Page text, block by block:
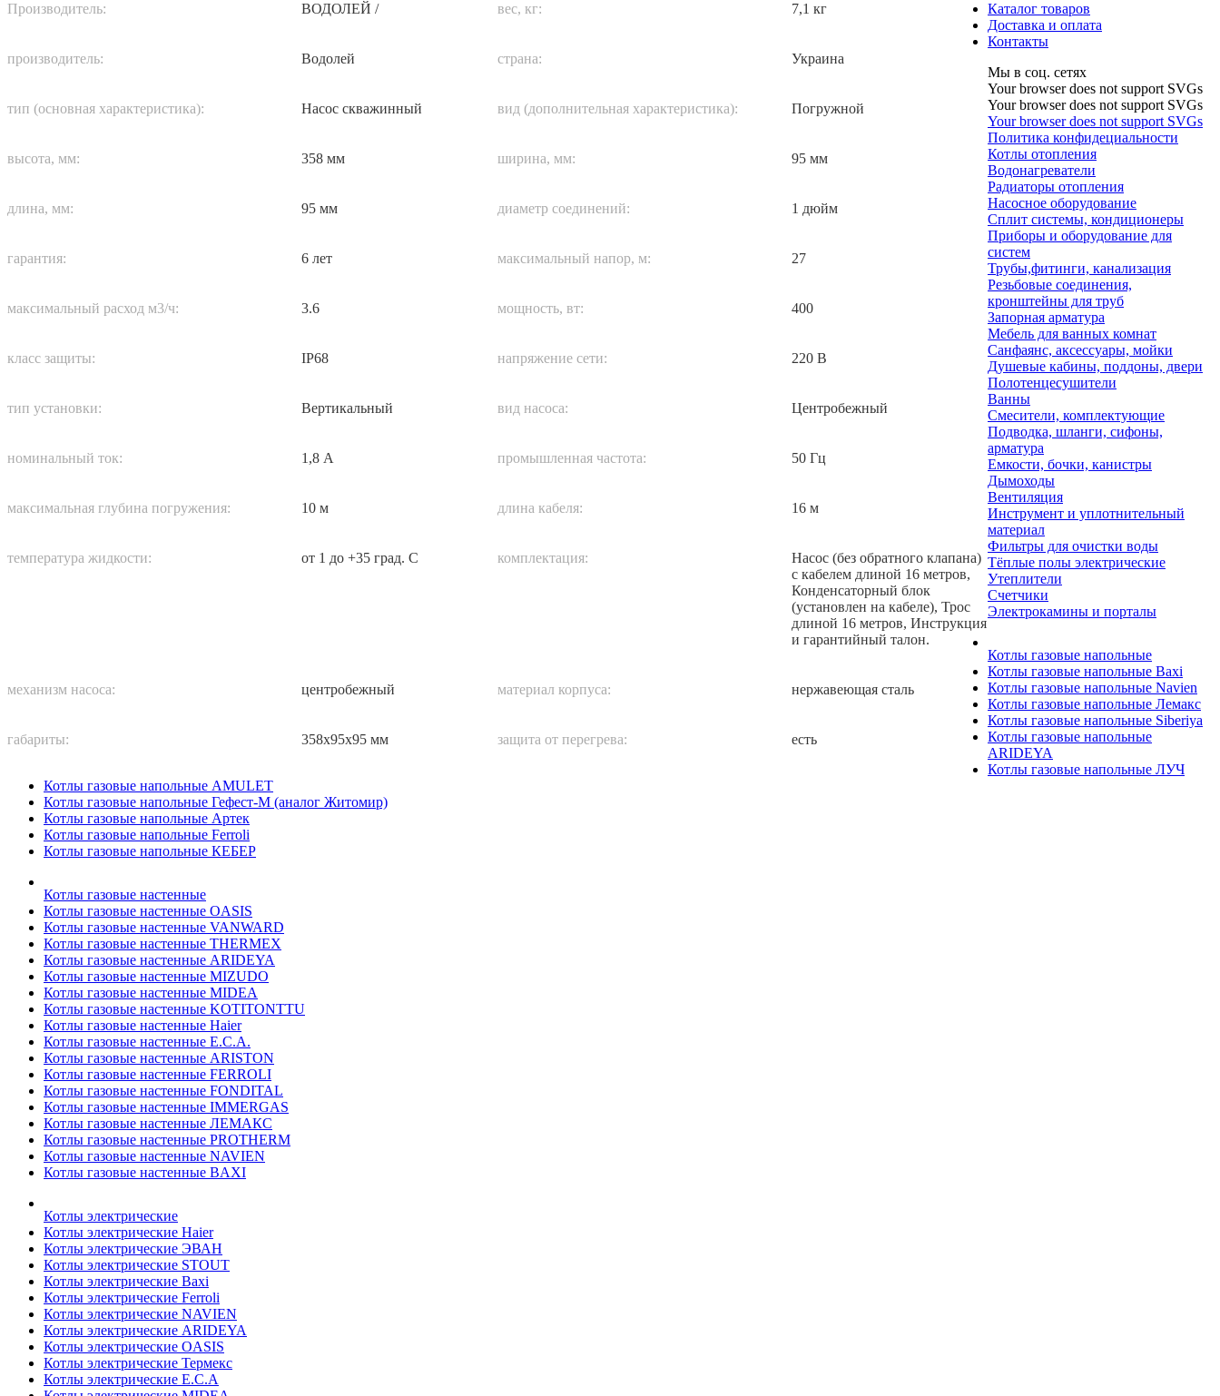
Производитель: ВОДОЛЕЙ / вес, кг: 7,1 кг
производитель: Водолей страна: Украина
тип (основная характеристика): Насос скважинный вид (дополнительная характеристика): Погружной
высота, мм: 358 мм ширина, мм: 95 мм
длина, мм: 95 мм диаметр соединений: 1 дюйм
гарантия: 6 лет максимальный напор, м: 27
максимальный расход м3/ч: 3.6 мощность, вт: 400
класс защиты: IP68 напряжение сети: 220 В
тип установки: Вертикальный вид насоса: Центробежный
номинальный ток: 1,8 А промышленная частота: 50 Гц
максимальная глубина погружения: 10 м длина кабеля: 16 м
температура жидкости: от 1 до +35 град. С комплектация:
Насос (без обратного клапана)
с кабелем длиной 16 метров,
Конденсаторный блок
(установлен на кабеле), Трос
длиной 16 метров, Инструкция
и гарантийный талон.
механизм насоса: центробежный материал корпуса: нержавеющая сталь
габариты: 358х95х95 мм защита от перегрева: есть
Каталог товаров
Доставка и оплата
Контакты
Мы в соц. сетях
Your browser does not support SVGs
Your browser does not support SVGs
Your browser does not support SVGs
Политика конфидециальности
Котлы отопления
Водонагреватели
Радиаторы отопления
Насосное оборудование
Сплит системы, кондиционеры
Приборы и оборудование для
систем
Трубы,фитинги, канализация
Резьбовые соединения,
кронштейны для труб
Запорная арматура
Мебель для ванных комнат
Санфаянс, аксессуары, мойки
Душевые кабины, поддоны, двери
Полотенцесушители
Ванны
Смесители, комплектующие
Подводка, шланги, сифоны,
арматура
Емкости, бочки, канистры
Дымоходы
Вентиляция
Инструмент и уплотнительный
материал
Фильтры для очистки воды
Тёплые полы электрические
Утеплители
Счетчики
Электрокамины и порталы
Котлы газовые напольные
Котлы газовые напольные Baxi
Котлы газовые напольные Navien
Котлы газовые напольные Лемакс
Котлы газовые напольные Siberiya
Котлы газовые напольные
ARIDEYA
Котлы газовые напольные ЛУЧ
Котлы газовые напольные AMULET
Котлы газовые напольные Гефест-М (аналог Житомир)
Котлы газовые напольные Артек
Котлы газовые напольные Ferroli
Котлы газовые напольные КЕБЕР
Котлы газовые настенные
Котлы газовые настенные OASIS
Котлы газовые настенные VANWARD
Котлы газовые настенные THERMEX
Котлы газовые настенные ARIDEYA
Котлы газовые настенные MIZUDO
Котлы газовые настенные MIDEA
Котлы газовые настенные KOTITONTTU
Котлы газовые настенные Haier
Котлы газовые настенные E.C.A.
Котлы газовые настенные ARISTON
Котлы газовые настенные FERROLI
Котлы газовые настенные FONDITAL
Котлы газовые настенные IMMERGAS
Котлы газовые настенные ЛЕМАКС
Котлы газовые настенные PROTHERM
Котлы газовые настенные NAVIEN
Котлы газовые настенные BAXI
Котлы электрические
Котлы электрические Haier
Котлы электрические ЭВАН
Котлы электрические STOUT
Котлы электрические Baxi
Котлы электрические Ferroli
Котлы электрические NAVIEN
Котлы электрические ARIDEYA
Котлы электрические OASIS
Котлы электрические Термекс
Котлы электрические E.C.A